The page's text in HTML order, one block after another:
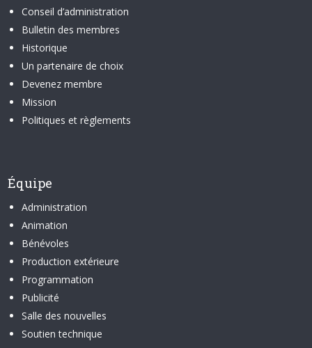
Conseil d’administration
Bulletin des membres
Historique
Un partenaire de choix
Devenez membre
Mission
Politiques et règlements
Équipe
Administration
Animation
Bénévoles
Production extérieure
Programmation
Publicité
Salle des nouvelles
Soutien technique